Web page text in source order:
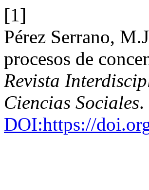
[1]
Pérez Serrano,
procesos de
Revista
Ciencias Sociales.
DOI:https://